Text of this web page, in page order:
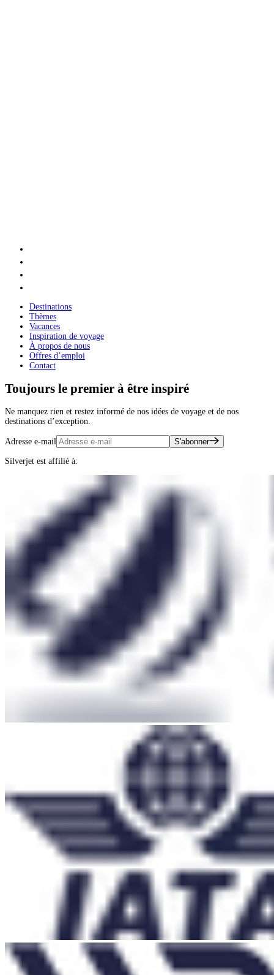
Destinations
Thèmes
Vacances
Inspiration de voyage
À propos de nous
Offres d’emploi
Contact
Toujours le premier à être inspiré
Ne manquez rien et restez informé de nos idées de voyage et de nos
destinations d’exception.
Adresse e-mail S'abonner
Silverjet est affilié à: